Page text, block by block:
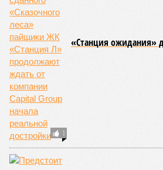
заключённый в 2008 году между
концессионный договор, согласно
компания получила в управление
2038-го, вероятно, вовсе не
постановки вопроса.
Неудивительно, что гендиректор РЖД
реагируя на словесные интервенции
со словно растерянно-обиженным
кажется, стало только хуже. Как
и РЖД«последовательно и в
взятые на себя обязательства в
договора от 2008 года».
современную железную дорогу, при